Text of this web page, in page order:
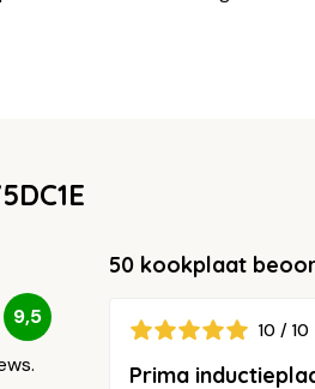
9,5
50 kookplaat
10 / 10
Prima